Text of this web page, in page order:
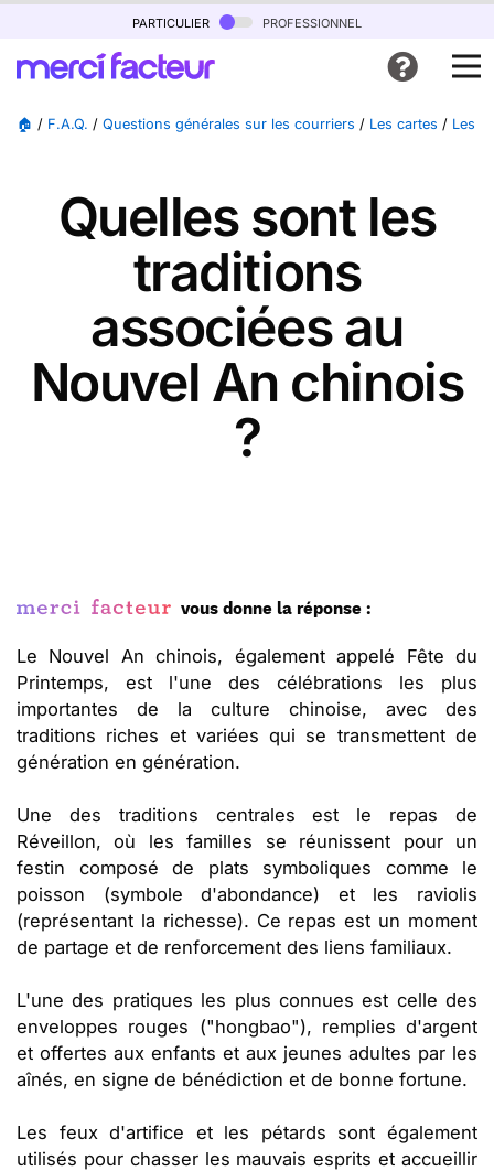
particulier professionnel
🏠 / F.A.Q. / Questions générales sur les courriers / Les cartes / Les
Quelles sont les
traditions
associées au
Nouvel An chinois
?
vous donne la réponse :
Le Nouvel An chinois, également appelé Fête du
Printemps, est l'une des célébrations les plus
importantes de la culture chinoise, avec des
traditions riches et variées qui se transmettent de
génération en génération.
Une des traditions centrales est le repas de
Réveillon, où les familles se réunissent pour un
festin composé de plats symboliques comme le
poisson (symbole d'abondance) et les raviolis
(représentant la richesse). Ce repas est un moment
de partage et de renforcement des liens familiaux.
L'une des pratiques les plus connues est celle des
enveloppes rouges ("hongbao"), remplies d'argent
et offertes aux enfants et aux jeunes adultes par les
aînés, en signe de bénédiction et de bonne fortune.
Les feux d'artifice et les pétards sont également
utilisés pour chasser les mauvais esprits et accueillir